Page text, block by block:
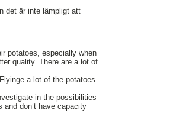
det är inte lämpligt att
potatoes, especially when
quality. There are a lot of
a lot of the potatoes
in the possibilities
don’t have capacity